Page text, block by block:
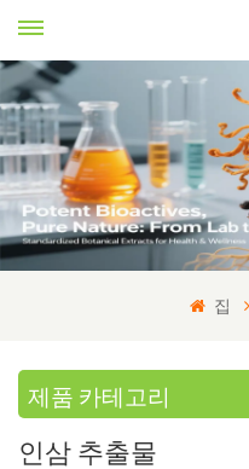
집
제품 카테고리
인삼 추출물